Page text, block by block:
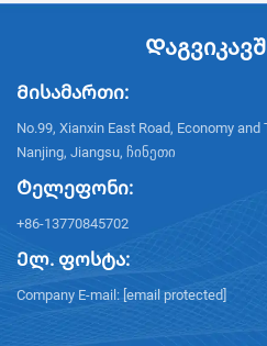
Მისამართი:
No.99, Xianxin East Road, Economy
Nanjing, Jiangsu, ჩინეთი
Ტელეფონი:
+86-13770845702
Ელ. ფოსტა:
Company E-mail: [email protected]